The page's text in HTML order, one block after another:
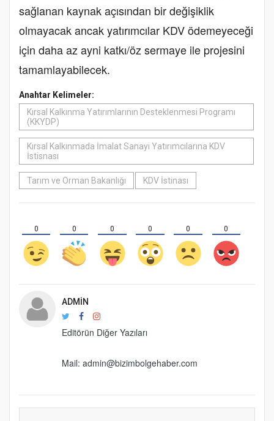
sağlanan kaynak açısından bir değişiklik
olmayacak ancak yatırımcılar KDV ödemeyeceği
için daha az ayni katkı/öz sermaye ile projesini
tamamlayabilecek.
Anahtar Kelimeler:
Kırsal Kalkınma Yatırımlarının Desteklenmesi Programı
(KKYDP)
Kırsal Kalkınmada İmalat Sanayi Yatırımcılarına KDV
İstisnası
Tarım ve Orman Bakanlığı KDV İstinası
0 0 0 0 0 0
ADMIN
Editörün Diğer Yazıları
Mail: admin@bizimbolgehaber.com